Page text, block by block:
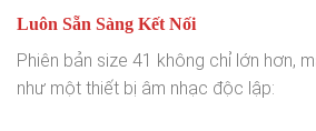
Luôn Sẵn Sàng Kết Nối
Phiên bản size 41 không chỉ lớn hơn,
như một thiết bị âm nhạc độc lập: